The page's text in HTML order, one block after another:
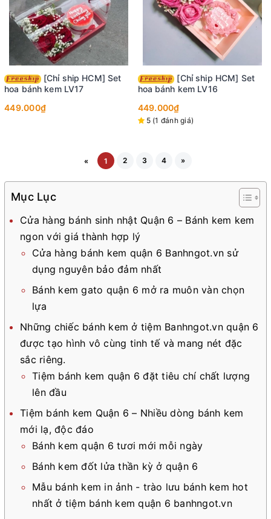
[Chỉ ship HCM] Set
hoa bánh kem LV17
449.000₫
hoa bánh kem LV16
449.000₫
5 (1 đánh giá)
« 1 2 3 4 »
Mục Lục
Cửa hàng bánh sinh nhật Quận 6 – Bánh kem kem
ngon với giá thành hợp lý
Cửa hàng bánh kem quận 6 Banhngot.vn sử
dụng nguyên bảo đảm nhất
Bánh kem gato quận 6 mở ra muôn vàn chọn
lựa
Những chiếc bánh kem ở tiệm Banhngot.vn quận 6
được tạo hình vô cùng tinh tế và mang nét đặc
sắc riêng.
Tiệm bánh kem quận 6 đặt tiêu chí chất lượng
lên đầu
Tiệm bánh kem Quận 6 – Nhiều dòng bánh kem
mới lạ, độc đáo
Bánh kem quận 6 tươi mới mỗi ngày
Bánh kem đốt lửa thần kỳ ở quận 6
Mẫu bánh kem in ảnh - trào lưu bánh kem hot
nhất ở tiệm bánh kem quận 6 banhngot.vn